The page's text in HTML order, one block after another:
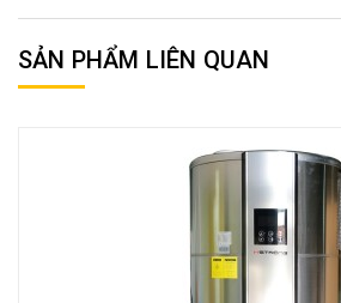
SẢN PHẨM LIÊN QUAN